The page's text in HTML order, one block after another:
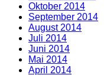
Oktober 2014
September 2014
August 2014
Juli 2014
Juni 2014
Mai 2014
April 2014